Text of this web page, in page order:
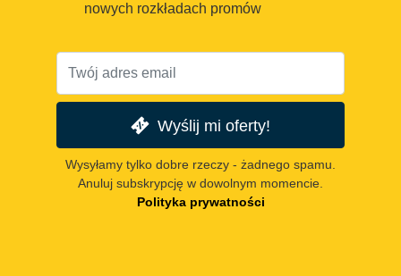
nowych rozkładach promów
Wyślij mi oferty!
Wysyłamy tylko dobre rzeczy - żadnego spamu.
Anuluj subskrypcję w dowolnym momencie.
Polityka prywatności